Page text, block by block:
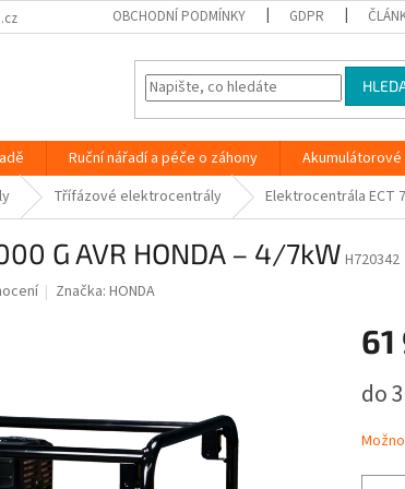
OBCHODNÍ PODMÍNKY GDPR
Ruční nářadí a péče o záhony
Třífázové elektrocentrály Elektrocentrála ECT
G AVR HONDA – 4/7kW H720342
Značka:HONDA
cena:
do